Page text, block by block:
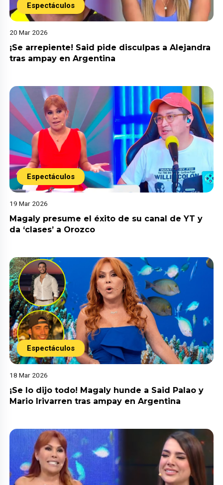
Espectáculos
20 Mar 2026
¡Se arrepiente! Said pide disculpas a Alejandra
tras ampay en Argentina
Espectáculos
19 Mar 2026
Magaly presume el éxito de su canal de YT y
da ‘clases’ a Orozco
Espectáculos
18 Mar 2026
¡Se lo dijo todo! Magaly hunde a Said Palao y
Mario Irivarren tras ampay en Argentina